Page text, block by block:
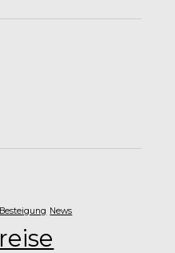
News